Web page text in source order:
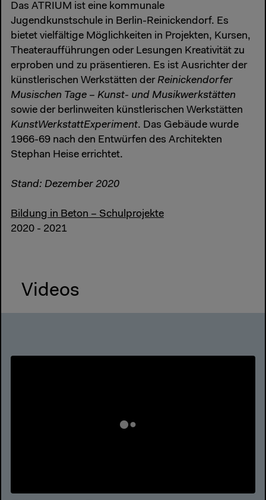
Das ATRIUM ist eine kommunale
Jugendkunstschule in Berlin-Reinickendorf. Es
bietet vielfältige Möglichkeiten in Projekten, Kursen,
Theateraufführungen oder Lesungen Kreativität zu
erproben und zu präsentieren. Es ist Ausrichter der
künstlerischen Werkstätten der Reinickendorfer
Musischen Tage – Kunst- und Musikwerkstätten
sowie der berlinweiten künstlerischen Werkstätten
KunstWerkstattExperiment. Das Gebäude wurde
1966-69 nach den Entwürfen des Architekten
Stephan Heise errichtet.
Stand: Dezember 2020
Bildung in Beton – Schulprojekte
2020 - 2021
Videos